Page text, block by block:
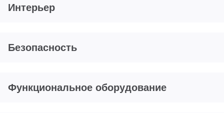
Интерьер
Безопасность
Функциональное оборудование